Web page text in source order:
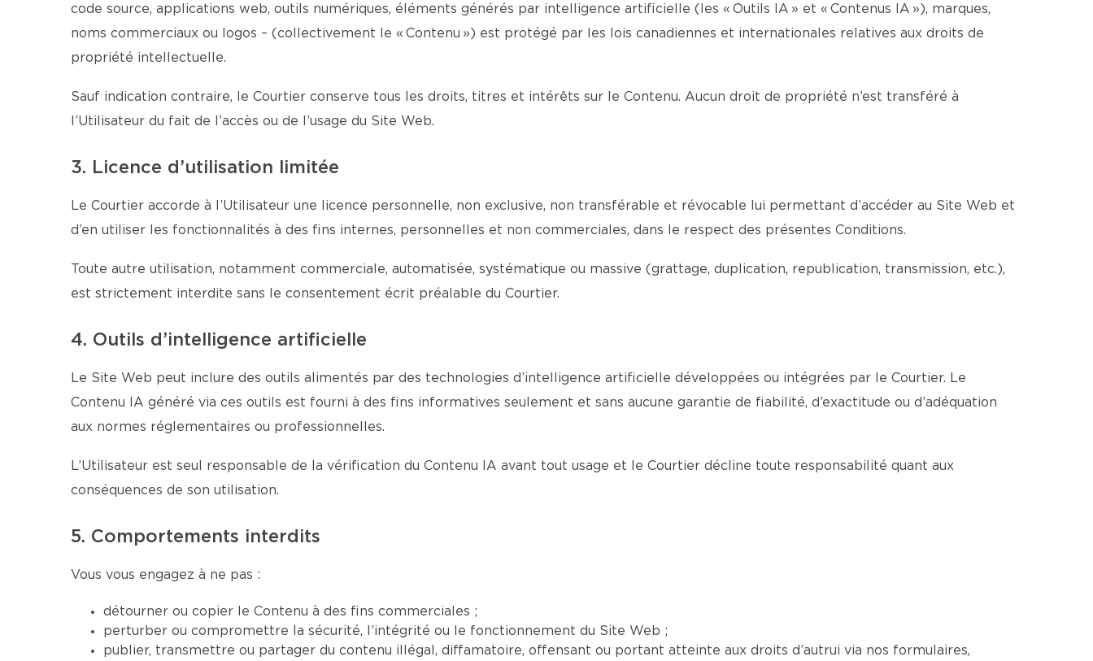
code source, applications web, outils numériques, éléments générés par intelligence artificielle (les « Outils IA » et « Contenus IA »), marques,
noms commerciaux ou logos – (collectivement le « Contenu ») est protégé par les lois canadiennes et internationales relatives aux droits de
propriété intellectuelle.
Sauf indication contraire, le Courtier conserve tous les droits, titres et intérêts sur le Contenu. Aucun droit de propriété n’est transféré à
l’Utilisateur du fait de l’accès ou de l’usage du Site Web.
3. Licence d’utilisation limitée
Le Courtier accorde à l’Utilisateur une licence personnelle, non exclusive, non transférable et révocable lui permettant d’accéder au Site Web et
d’en utiliser les fonctionnalités à des fins internes, personnelles et non commerciales, dans le respect des présentes Conditions.
Toute autre utilisation, notamment commerciale, automatisée, systématique ou massive (grattage, duplication, republication, transmission, etc.),
est strictement interdite sans le consentement écrit préalable du Courtier.
4. Outils d’intelligence artificielle
Le Site Web peut inclure des outils alimentés par des technologies d’intelligence artificielle développées ou intégrées par le Courtier. Le
Contenu IA généré via ces outils est fourni à des fins informatives seulement et sans aucune garantie de fiabilité, d’exactitude ou d’adéquation
aux normes réglementaires ou professionnelles.
L’Utilisateur est seul responsable de la vérification du Contenu IA avant tout usage et le Courtier décline toute responsabilité quant aux
conséquences de son utilisation.
5. Comportements interdits
Vous vous engagez à ne pas :
détourner ou copier le Contenu à des fins commerciales ;
perturber ou compromettre la sécurité, l’intégrité ou le fonctionnement du Site Web ;
publier, transmettre ou partager du contenu illégal, diffamatoire, offensant ou portant atteinte aux droits d’autrui via nos formulaires,